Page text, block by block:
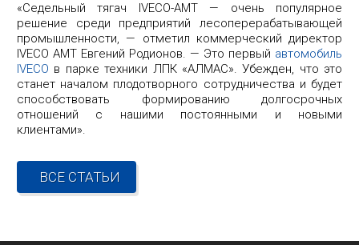
«Седельный тягач IVECO-AMT — очень популярное
решение среди предприятий лесоперерабатывающей
промышленности, — отметил коммерческий директор
IVECO AMT Евгений Родионов. — Это первый автомобиль
IVECO в парке техники ЛПК «АЛМАС». Убежден, что это
станет началом плодотворного сотрудничества и будет
способствовать формированию долгосрочных
отношений с нашими постоянными и новыми
клиентами».
ВСЕ СТАТЬИ